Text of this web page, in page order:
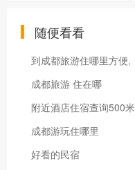
随便看看
到成都旅游住哪里方便,
成都旅游 住在哪
附近酒店住宿查询500米
成都游玩住哪里
好看的民宿